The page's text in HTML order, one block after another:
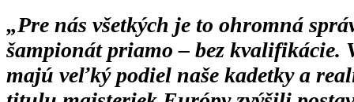
„Pre nás všetkých je to ohromná
šampionát priamo – bez kvalifikácie.
majú veľký podiel naše kadetky a